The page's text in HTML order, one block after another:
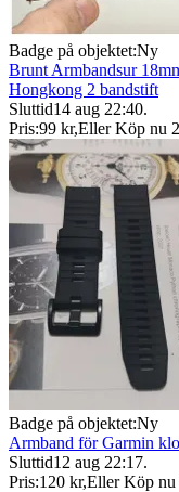
Badge på objektet:Ny
Brunt Armbandsur
Hongkong 2 bandstift
Sluttid14 aug 22:40.
Pris:99 kr,Eller Köp nu
Badge på objektet:Ny
Armband för Garmin
Sluttid12 aug 22:17.
Pris:120 kr,Eller Köp nu